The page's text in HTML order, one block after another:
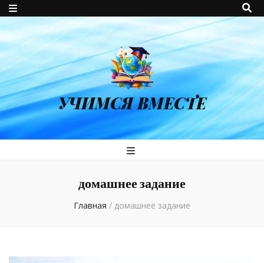
УЧИМСЯ ВМЕСТЕ
домашнее задание
Главная / домашнее задание